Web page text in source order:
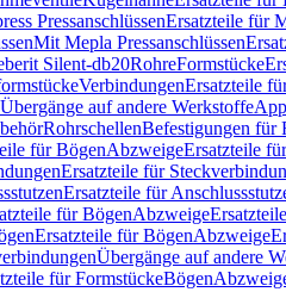
PressanschlüssenErsatzteile für
Mit Mepla Pressanschlüssen
Silent-db20RohreFormstücke
VerbindungenErsatzteile
auf andere Werkstoffe
RohrschellenBefestigungen für
für BögenAbzweigeErsatzteile
Ersatzteile für
Ersatzteile für
für BögenAbzweige
Ersatzteile für BögenAbzweige
Übergänge auf andere
für FormstückeBögen